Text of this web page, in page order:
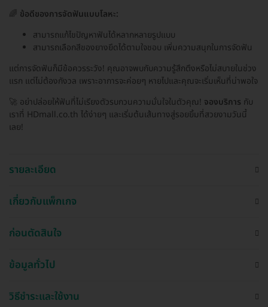
🌈 ข้อดีของการจัดฟันแบบโลหะ:
สามารถแก้ไขปัญหาฟันได้หลากหลายรูปแบบ
สามารถเลือกสีของยางยึดได้ตามใจชอบ เพิ่มความสนุกในการจัดฟัน
แต่การจัดฟันก็มีข้อควรระวัง! คุณอาจพบกับความรู้สึกตึงหรือไม่สบายในช่วง
แรก แต่ไม่ต้องกังวล เพราะอาการจะค่อยๆ หายไปและคุณจะเริ่มเห็นที่น่าพอใจ
🚀 อย่าปล่อยให้ฟันที่ไม่เรียงตัวรบกวนความมั่นใจในตัวคุณ! จองบริการ กับ
เราที่ HDmall.co.th ได้ง่ายๆ และเริ่มต้นเส้นทางสู่รอยยิ้มที่สวยงามวันนี้
เลย!
รายละเอียด
เกี่ยวกับแพ็กเกจ
ก่อนตัดสินใจ
ข้อมูลทั่วไป
วิธีชำระและใช้งาน